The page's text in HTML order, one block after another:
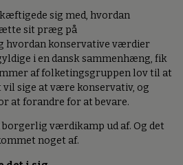
sig med, hvordan
sit præg på
hvordan konservative værdier
i en dansk sammenhæng, fik
af folketingsgruppen lov til at
vil sige at være konservativ, og
at forandre for at bevare.
værdikamp ud af. Og det
noget af.